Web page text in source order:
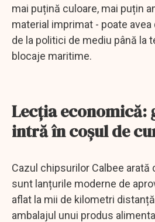
mai puțină culoare, mai puțin
material imprimat - poate
de la politici de mediu până la
blocaje maritime.
Lecția economică:
intră în coșul de
Cazul chipsurilor Calbee arată
sunt lanțurile moderne de
aflat la mii de kilometri
ambalajul unui produs